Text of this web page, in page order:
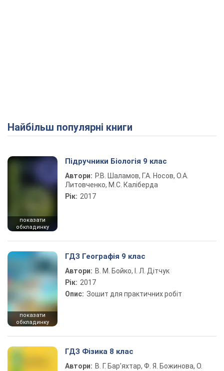
Найбільш популярні книги
показати
обкладинку
Підручники Біологія 9 клас
Автори: Р.В. Шаламов, Г.А. Носов, О.А.
Литовченко, М.С. Каліберда
Рік: 2017
показати
обкладинку
ГДЗ Географія 9 клас
Автори: В. М. Бойко, І. Л. Дітчук
Рік: 2017
Опис: Зошит для практичних робіт
ГДЗ Фізика 8 клас
Автори: В. Г. Бар’яхтар, Ф. Я. Божинова, О.